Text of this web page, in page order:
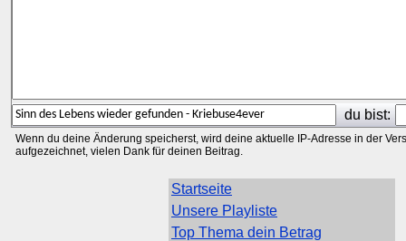
du bist:
Wenn du deine Änderung speicherst, wird deine aktuelle IP-Adresse in der
aufgezeichnet, vielen Dank für deinen Beitrag.
Startseite
Unsere Playliste
Top Thema dein Betrag